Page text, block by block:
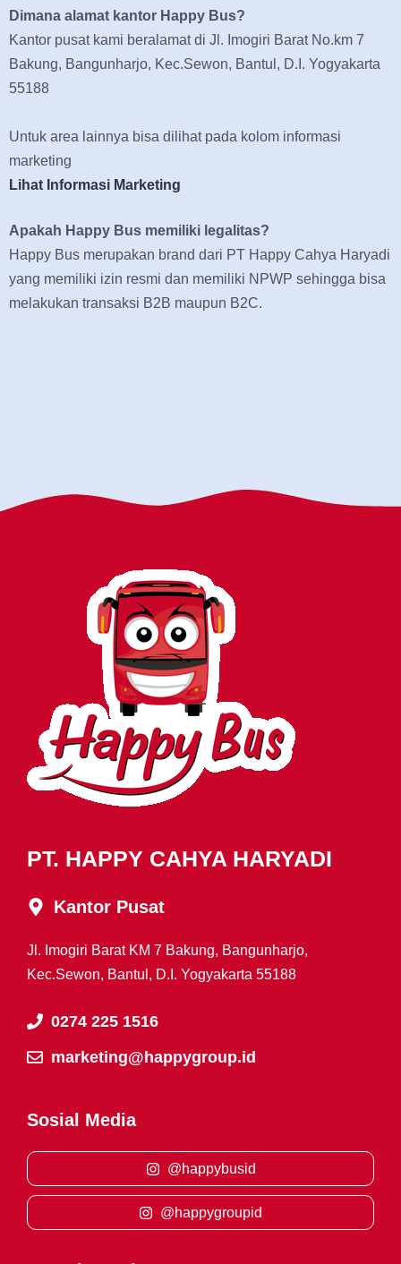
Dimana alamat kantor Happy Bus?
Kantor pusat kami beralamat di Jl. Imogiri Barat No.km 7
Bakung, Bangunharjo, Kec.Sewon, Bantul, D.I. Yogyakarta
55188
Untuk area lainnya bisa dilihat pada kolom informasi
marketing
Lihat Informasi Marketing
Apakah Happy Bus memiliki legalitas?
Happy Bus merupakan brand dari PT Happy Cahya Haryadi
yang memiliki izin resmi dan memiliki NPWP sehingga bisa
melakukan transaksi B2B maupun B2C.
PT. HAPPY CAHYA HARYADI
Kantor Pusat
Jl. Imogiri Barat KM 7 Bakung, Bangunharjo,
Kec.Sewon, Bantul, D.I. Yogyakarta 55188
0274 225 1516
marketing@happygroup.id
Sosial Media
@happybusid
@happygroupid